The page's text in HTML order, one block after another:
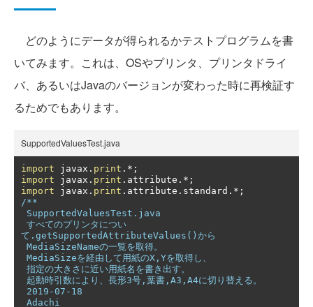
どのようにデータが得られるかテストプログラムを書
いてみます。これは、OSやプリンタ、プリンタドライ
バ、あるいはJavaのバージョンが変わった時に再検証す
るためでもあります。
SupportedValuesTest.java
import javax . print .*;
import javax . print . attribute .*;
import javax . print . attribute . standard .*;
/**
て.getSupportedAttributeValues()から